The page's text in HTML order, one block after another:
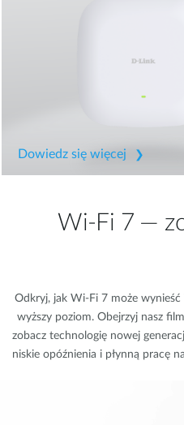
Dowiedz się więcej
Wi-Fi 7 —
Odkryj, jak Wi-Fi 7 może
wyższy poziom. Obejrzyj nasz
zobacz technologię nowej
niskie opóźnienia i płynną pracę